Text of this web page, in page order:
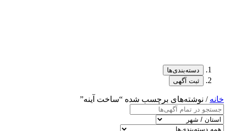
دسته‌بندی‌ها
ثبت آگهی
خانه / نوشته‌های برچسب شده “ساخت آینه”